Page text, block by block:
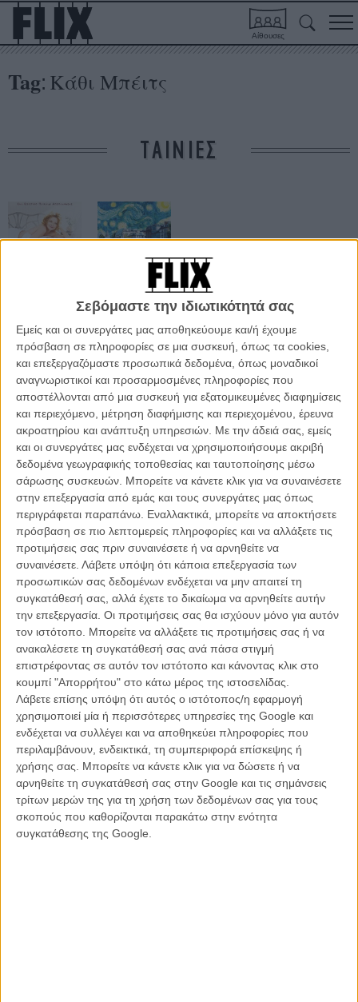
Σεβόμαστε την ιδιωτικότητά σας
Εμείς και οι συνεργάτες μας αποθηκεύουμε και/ή έχουμε
πρόσβαση σε πληροφορίες σε μια συσκευή, όπως τα cookies,
και επεξεργαζόμαστε προσωπικά δεδομένα, όπως μοναδικοί
αναγνωριστικοί και προσαρμοσμένες πληροφορίες που
αποστέλλονται από μια συσκευή για εξατομικευμένες διαφημίσεις
και περιεχόμενο, μέτρηση διαφήμισης και περιεχομένου, έρευνα
ακροατηρίου και ανάπτυξη υπηρεσιών. Με την άδειά σας, εμείς
και οι συνεργάτες μας ενδέχεται να χρησιμοποιήσουμε ακριβή
δεδομένα γεωγραφικής τοποθεσίας και ταυτοποίησης μέσω
σάρωσης συσκευών. Μπορείτε να κάνετε κλικ για να συναινέσετε
στην επεξεργασία από εμάς και τους συνεργάτες μας όπως
περιγράφεται παραπάνω. Εναλλακτικά, μπορείτε να αποκτήσετε
πρόσβαση σε πιο λεπτομερείς πληροφορίες και να αλλάξετε τις
προτιμήσεις σας πριν συναινέσετε ή να αρνηθείτε να
συναινέσετε. Λάβετε υπόψη ότι κάποια επεξεργασία των
προσωπικών σας δεδομένων ενδέχεται να μην απαιτεί τη
συγκατάθεσή σας, αλλά έχετε το δικαίωμα να αρνηθείτε αυτήν
την επεξεργασία. Οι προτιμήσεις σας θα ισχύουν μόνο για αυτόν
τον ιστότοπο. Μπορείτε να αλλάξετε τις προτιμήσεις σας ή να
ανακαλέσετε τη συγκατάθεσή σας ανά πάσα στιγμή
επιστρέφοντας σε αυτόν τον ιστότοπο και κάνοντας κλικ στο
κουμπί "Απορρήτου" στο κάτω μέρος της ιστοσελίδας.
Λάβετε επίσης υπόψη ότι αυτός ο ιστότοπος/η εφαρμογή
χρησιμοποιεί μία ή περισσότερες υπηρεσίες της Google και
ενδέχεται να συλλέγει και να αποθηκεύει πληροφορίες που
περιλαμβάνουν, ενδεικτικά, τη συμπεριφορά επίσκεψης ή
χρήσης σας. Μπορείτε να κάνετε κλικ για να δώσετε ή να
αρνηθείτε τη συγκατάθεσή σας στην Google και τις σημάνσεις
τρίτων μερών της για τη χρήση των δεδομένων σας για τους
σκοπούς που καθορίζονται παρακάτω στην ενότητα
συγκατάθεσης της Google.
Αίθουσες
Tag: Κάθι Μπέιτς
ΤΑΙΝΙΕΣ
Μεσάνυχτα στο
Παρίσι
ΑΡΘΡΑ
Μεσάνυχτα στο Παρίσι, Πρεμιέρα στις Κάννες!
02 ΦΕΒ 2011 Λήδα Γαλανού
Midnight in Paris: Το καρτποσταλικό Παρίσι του Γούντι
Αλεν
ΝΕΑ /11 ΜΑΙ 2011/ Γιώργος Κρασσακόπουλος
Η Κάθι Μπέιτς και ο Τζέιμς Κάαν ζουν ξανά το «Misery»
25 χρόνια μετά
12 ΟΚΤ 2015 Μανώλης Κρανάκης
American Horror Story 3: Γυναικεία Τρομοκρατία
TV & STREAMING / 27 ΦΕΒ 2013/ Λήδα Γαλανού
Η επιτυχία είναι υπερτιμημένη. Δεν σε κάνει
καλύτερο, δεν σε πάει πουθενά η επιτυχία. Είναι
απλώς ένα ωραίο, ανεβαστικό, επιφανειακό
συναίσθημα.»